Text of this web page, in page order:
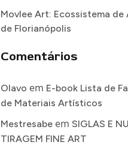
Movlee Art: Ecossistema
de Florianópolis
Comentários
Olavo em E-book Lista de
de Materiais Artísticos
Mestresabe em SIGLAS E
TIRAGEM FINE ART